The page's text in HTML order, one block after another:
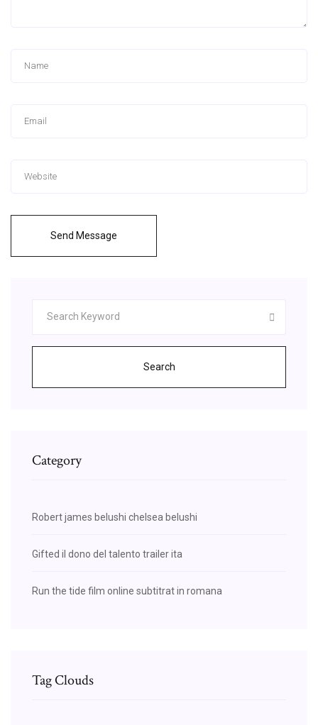
Send Message
Search
Category
Robert james belushi chelsea belushi
Gifted il dono del talento trailer ita
Run the tide film online subtitrat in romana
Tag Clouds